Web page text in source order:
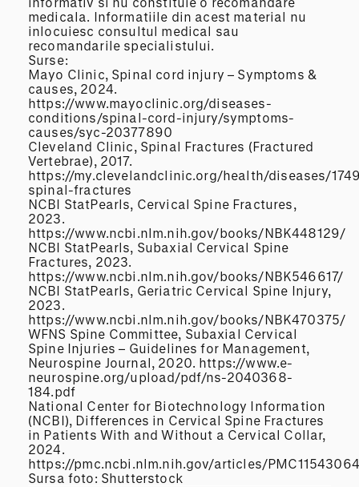
medicala. Informatiile din acest material nu
inlocuiesc consultul medical sau
recomandarile specialistului.
Surse:
Mayo Clinic, Spinal cord injury – Symptoms &
causes, 2024.
https://www.mayoclinic.org/diseases-
conditions/spinal-cord-injury/symptoms-
causes/syc-20377890
Cleveland Clinic, Spinal Fractures (Fractured
Vertebrae), 2017.
https://my.clevelandclinic.org/health/diseases/
spinal-fractures
NCBI StatPearls, Cervical Spine Fractures,
2023.
https://www.ncbi.nlm.nih.gov/books/NBK448129/
NCBI StatPearls, Subaxial Cervical Spine
Fractures, 2023.
https://www.ncbi.nlm.nih.gov/books/NBK546617/
NCBI StatPearls, Geriatric Cervical Spine Injury,
2023.
https://www.ncbi.nlm.nih.gov/books/NBK470375/
WFNS Spine Committee, Subaxial Cervical
Spine Injuries – Guidelines for Management,
Neurospine Journal, 2020. https://www.e-
neurospine.org/upload/pdf/ns-2040368-
184.pdf
National Center for Biotechnology Information
(NCBI), Differences in Cervical Spine Fractures
in Patients With and Without a Cervical Collar,
2024.
https://pmc.ncbi.nlm.nih.gov/articles/
Sursa foto: Shutterstock